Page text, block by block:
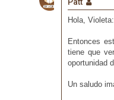
Hola, Violeta:
Entonces
tiene que
oportunidad
Un saludo